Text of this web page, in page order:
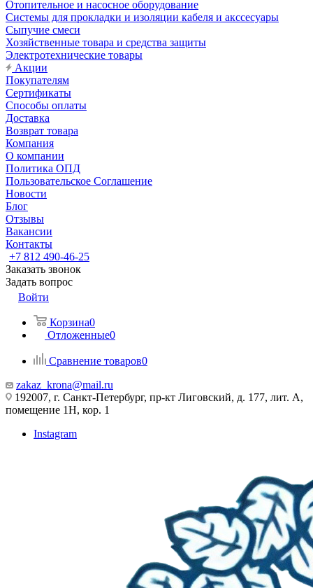
Отопительное и насосное оборудование
Системы для прокладки и изоляции кабеля и акссесуары
Сыпучие смеси
Хозяйственные товара и средства защиты
Электротехнические товары
Акции
Покупателям
Сертификаты
Способы оплаты
Доставка
Возврат товара
Компания
О компании
Политика ОПД
Пользовательское Соглашение
Новости
Блог
Отзывы
Вакансии
Контакты
+7 812 490-46-25
Заказать звонок
Задать вопрос
Войти
Корзина0
Отложенные0
Сравнение товаров0
zakaz_krona@mail.ru
192007, г. Санкт-Петербург, пр-кт Лиговский, д. 177, лит. А,
помещение 1Н, кор. 1
Instagram